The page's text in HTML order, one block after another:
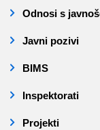
Odnosi s
Javni pozivi
BIMS
Inspektorati
Projekti